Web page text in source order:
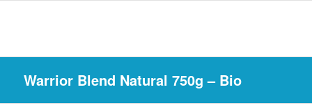
Warrior Blend Natural 750g – Bio